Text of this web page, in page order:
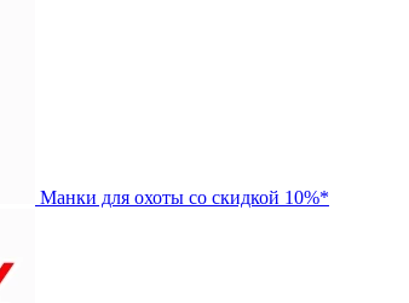
Манки для охоты со скидкой 10%*